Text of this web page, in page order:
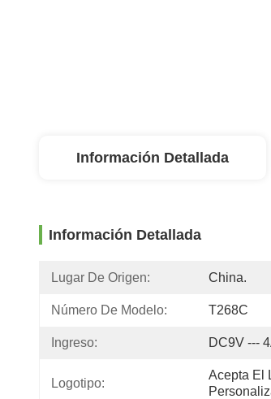
Información Detallada
Información Detallada
Lugar De Origen: China.
Número De Modelo: T268C
Ingreso: DC9V ---
Logotipo:
Acepta El